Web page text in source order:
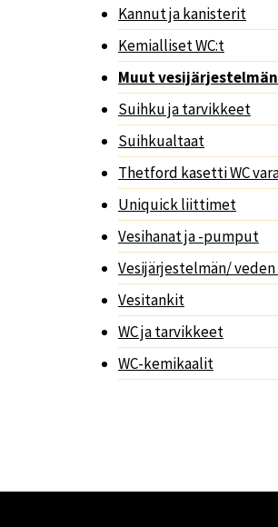
Kannut ja kanisterit
Kemialliset WC:t
Muut
Suihku ja tarvikkeet
Suihkualtaat
Thetford kasetti WC
Uniquick liittimet
Vesihanat ja -pumput
Vesijärjestelmän/
Vesitankit
WC ja tarvikkeet
WC-kemikaalit